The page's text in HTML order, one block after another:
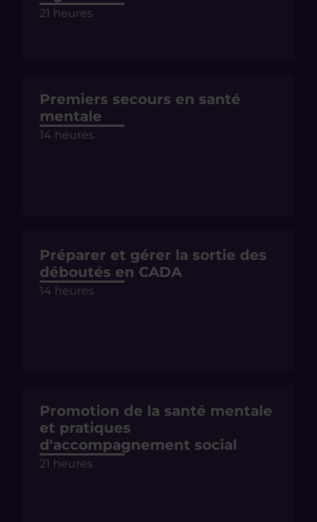
21 heures
Premiers secours en santé
mentale
14 heures
Préparer et gérer la sortie des
déboutés en CADA
14 heures
Promotion de la santé mentale
et pratiques
d'accompagnement social
21 heures